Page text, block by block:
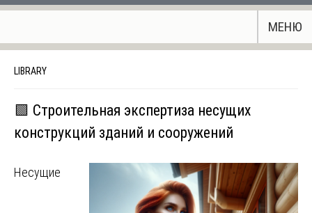
МЕНЮ
LIBRARY
🟩 Строительная экспертиза несущих
конструкций зданий и сооружений
Несущие